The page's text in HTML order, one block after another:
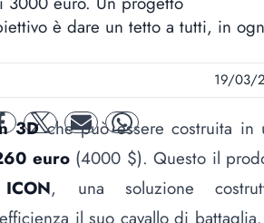
è dare un tetto a tutti, in
19/03/
twitter mail whatsapp
3Dche può essere costruita in
euro(4000 $). Questo il
ICON, una soluzione
il suo cavallo di